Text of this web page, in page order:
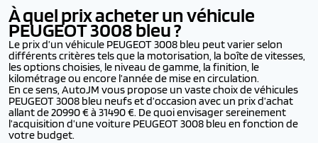
À quel prix acheter un véhicule
PEUGEOT 3008bleu ?
Le prix d’un véhicule PEUGEOT 3008 bleu peut varier selon
différents critères tels que la motorisation, la boîte de vitesses,
les options choisies, le niveau de gamme, la finition, le
kilométrage ou encore l’année de mise en circulation.
En ce sens, AutoJM vous propose un vaste choix de véhicules
PEUGEOT 3008 bleu neufs et d’occasion avec un prix d’achat
allant de 20990 € à 31490 €. De quoi envisager sereinement
l’acquisition d’une voiture PEUGEOT 3008 bleu en fonction de
votre budget.